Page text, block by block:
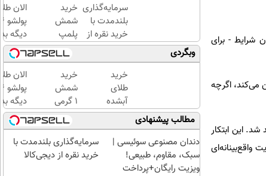
شرایط - برای
می‌کند، اگرچه
شد. این ابتکار
واقع‌بینانه‌ای
سرمایه‌گذاری
بلندمدت با
خرید نقره از
دیجی‌کالا
خرید
شمش
پلمپ
طلاسی،
از ۰.۵
گرم تا
۱۰ گرم
الان
دیگه
طلا با
بی‌بهره
وبگردی
خرید
طلای
آبشده
حتی با
۱۰۰هزارتومان
خرید
شمش
1 گرمی
از
طلاسی
الان
دیگه
طلا با
بی‌بهره
مطالب پیشنهادی
دندان مصنوعی سوئیسی |
سبک، مقاوم، طبیعی!
ویزیت رایگان+پرداخت
سرمایه‌گذاری بلندمدت با
خرید نقره از دیجی‌کالا